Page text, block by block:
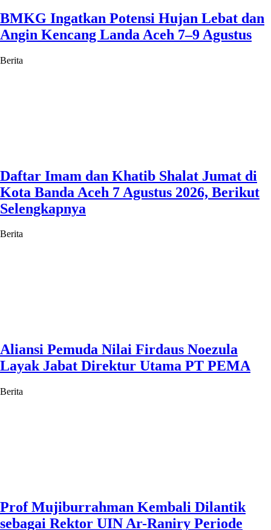
BMKG Ingatkan Potensi Hujan Lebat dan
Angin Kencang Landa Aceh 7–9 Agustus
Berita
Daftar Imam dan Khatib Shalat Jumat di
Kota Banda Aceh 7 Agustus 2026, Berikut
Selengkapnya
Berita
Aliansi Pemuda Nilai Firdaus Noezula
Layak Jabat Direktur Utama PT PEMA
Berita
Prof Mujiburrahman Kembali Dilantik
sebagai Rektor UIN Ar-Raniry Periode